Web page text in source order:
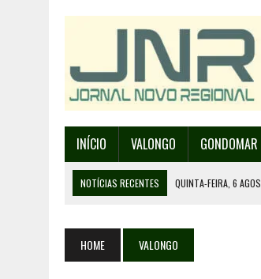
INÍCIO VALONGO GONDOMAR
NOTÍCIAS RECENTES QUINTA-FEIRA, 6
QUINTA-FEIRA, 6 AGOSTO, 2026
HOME VALONGO